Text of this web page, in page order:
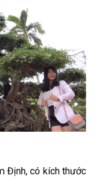
Định, có kích thước